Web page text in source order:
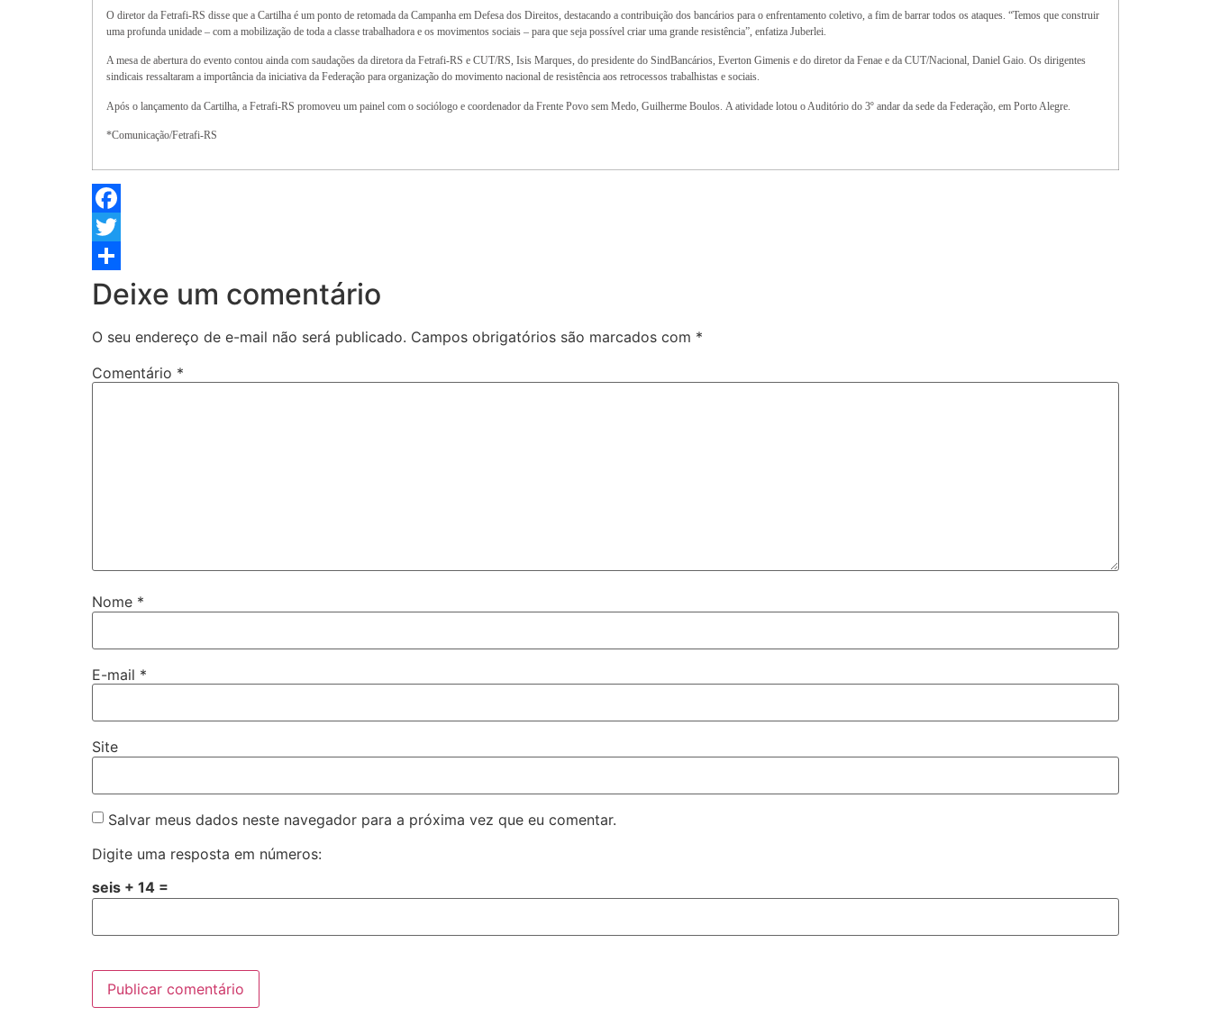
O diretor da Fetrafi-RS disse que a Cartilha é um ponto de retomada da Campanha em Defesa dos Direitos, destacando a contribuição dos bancários para o enfrentamento coletivo, a fim de barrar todos os ataques. “Temos que construir
uma profunda unidade – com a mobilização de toda a classe trabalhadora e os movimentos sociais – para que seja possível criar uma grande resistência”, enfatiza Juberlei.
A mesa de abertura do evento contou ainda com saudações da diretora da Fetrafi-RS e CUT/RS, Isis Marques, do presidente do SindBancários, Everton Gimenis e do diretor da Fenae e da CUT/Nacional, Daniel Gaio. Os dirigentes
sindicais ressaltaram a importância da iniciativa da Federação para organização do movimento nacional de resistência aos retrocessos trabalhistas e sociais.
Após o lançamento da Cartilha, a Fetrafi-RS promoveu um painel com o sociólogo e coordenador da Frente Povo sem Medo, Guilherme Boulos. A atividade lotou o Auditório do 3º andar da sede da Federação, em Porto Alegre.
*Comunicação/Fetrafi-RS
Facebook
Twitter
Share
Deixe um comentário
O seu endereço de e-mail não será publicado. Campos obrigatórios são marcados com *
Comentário *
Nome *
E-mail *
Site
Salvar meus dados neste navegador para a próxima vez que eu comentar.
Digite uma resposta em números:
seis + 14 =